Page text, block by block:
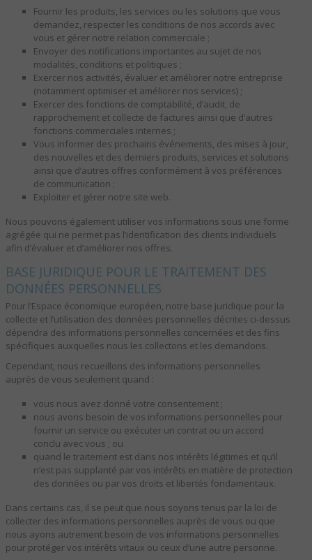
Fournir les produits, les services ou les solutions que vous
demandez, respecter les conditions de nos accords avec
vous et gérer notre relation commerciale ;
Envoyer des notifications importantes au sujet de nos
modalités, conditions et politiques ;
Exercer nos activités, évaluer et améliorer notre entreprise
(notamment optimiser et améliorer nos services) ;
Exercer des fonctions de comptabilité, d’audit, de
rapprochement et collecte de factures ainsi que d’autres
fonctions commerciales internes ;
Vous informer des prochains événements, des mises à jour,
des nouvelles et des derniers produits, services et solutions
ainsi que d’autres offres conformément à vos préférences
de communication ;
Exploiter et gérer notre site web.
Nous pouvons également utiliser vos informations sous une forme
agrégée qui ne permet pas l’identification des clients individuels
afin d’évaluer et d’améliorer nos offres.
BASE JURIDIQUE POUR LE TRAITEMENT DES
DONNÉES PERSONNELLES
Pour l’Espace économique européen, notre base juridique pour la
collecte et l’utilisation des données personnelles décrites ci-dessus
dépendra des informations personnelles concernées et des fins
spécifiques auxquelles nous les collectons et les demandons.
Cependant, nous recueillons des informations personnelles
auprès de vous seulement quand :
vous nous avez donné votre consentement ;
nous avons besoin de vos informations personnelles pour
fournir un service ou exécuter un contrat ou un accord
conclu avec vous ; ou
quand le traitement est dans nos intérêts légitimes et qu’il
n’est pas supplanté par vos intérêts en matière de protection
des données ou par vos droits et libertés fondamentaux.
Dans certains cas, il se peut que nous soyons tenus par la loi de
collecter des informations personnelles auprès de vous ou que
nous ayons autrement besoin de vos informations personnelles
pour protéger vos intérêts vitaux ou ceux d’une autre personne.